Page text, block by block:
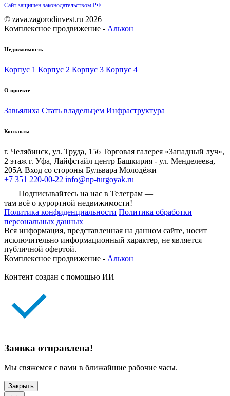
Сайт защищен законодательством РФ
© zava.zagorodinvest.ru 2026
Комплексное продвижение - Алькон
Недвижимость
Корпус 1 Корпус 2 Корпус 3 Корпус 4
О проекте
Завьялиха Стать владельцем Инфраструктура
Контакты
г. Челябинск, ул. Труда, 156 Торговая галерея «Западный луч»,
2 этаж г. Уфа, Лайфстайл центр Башкирия - ул. Менделеева,
205А Вход со стороны Бульвара Молодёжи
+7 351 220-00-22 info@np-turgoyak.ru
Подписывайтесь на нас в Телеграм —
там всё о курортной недвижимости!
Политика конфиденциальности Политика обработки
персональных данных
Вся информация, представленная на данном сайте, носит
исключительно информационный характер, не является
публичной офертой.
Комплексное продвижение - Алькон
Контент создан с помощью ИИ
Заявка отправлена!
Мы свяжемся с вами в ближайшие рабочие часы.
Закрыть